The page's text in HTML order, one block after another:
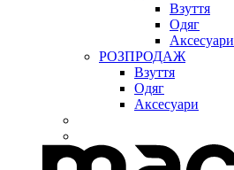
Взуття
Одяг
Аксесуари
РОЗПРОДАЖ
Взуття
Одяг
Аксесуари